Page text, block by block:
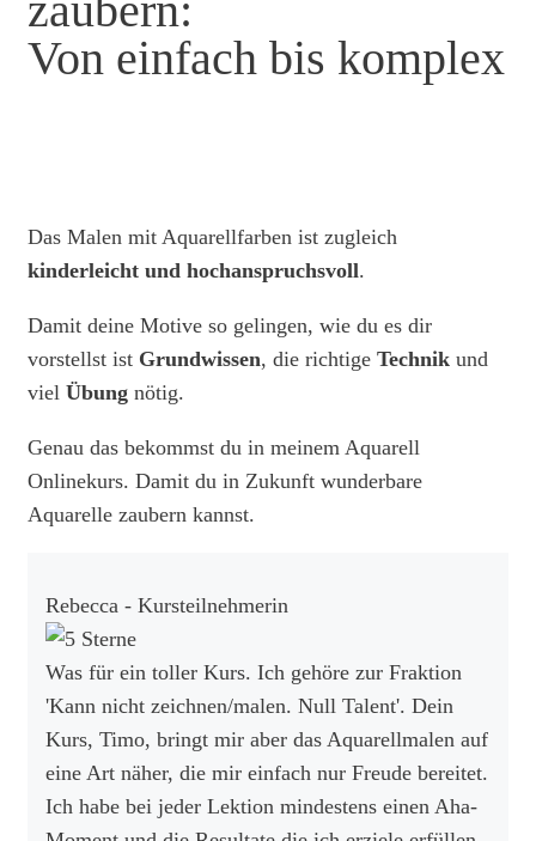
Von einfach bis komplex
Das Malen mit Aquarellfarben ist zugleich
kinderleicht und hochanspruchsvoll.
Damit deine Motive so gelingen, wie du es dir
vorstellst ist Grundwissen, die richtige Technik und
viel Übung nötig.
Genau das bekommst du in meinem Aquarell
Onlinekurs. Damit du in Zukunft wunderbare
Aquarelle zaubern kannst.
Rebecca - Kursteilnehmerin
Was für ein toller Kurs. Ich gehöre zur Fraktion
'Kann nicht zeichnen/malen. Null Talent'. Dein
Kurs, Timo, bringt mir aber das Aquarellmalen auf
eine Art näher, die mir einfach nur Freude bereitet.
Ich habe bei jeder Lektion mindestens einen Aha-